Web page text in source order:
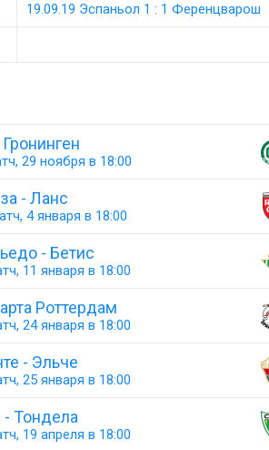
19.09.19 Эспаньол 1 : 1 Ференцварош
29 ноября в 18:00
- Ланс
4 января в 18:00
- Бетис
11 января в 18:00
Роттердам
24 января в 18:00
- Эльче
25 января в 18:00
- Тондела
19 апреля в 18:00